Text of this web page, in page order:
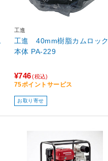
工進
工進 40mm樹脂カムロック
本体 PA-229
¥746 (税込)
75ポイントサービス
お取り寄せ